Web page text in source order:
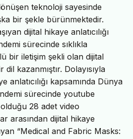
teknoloji sayesinde
bir şekle bürünmektedir.
dijital hikaye anlatıcılığı
sürecinde sıklıkla
bir iletişim şekli olan dijital
kazanmıştır. Dolayısıyla
anlatıcılığı kapsamında Dünya
sürecinde youtube
28 adet video
arasından dijital hikaye
uyan “Medical and Fabric Masks: